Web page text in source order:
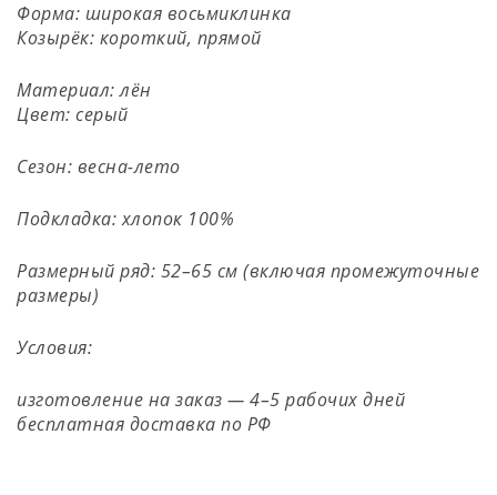
Форма: широкая восьмиклинка
Козырёк: короткий, прямой
Материал: лён
Цвет: серый
Сезон: весна-лето
Подкладка: хлопок 100%
Размерный ряд: 52–65 см (включая промежуточные
размеры)
Условия:
изготовление на заказ — 4–5 рабочих дней
бесплатная доставка по РФ